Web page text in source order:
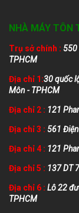
NHÀ MÁY TÔN
Trụ sở chính : 550
TPHCM
Địa chỉ 1:30 quốc
Môn - TPHCM
Địa chỉ 2 : 121
Địa chỉ 3 : 561
Địa chỉ 4 : 121
Địa chỉ 5 : 137 DT
Địa chỉ 6 : Lô 22
TPHCM